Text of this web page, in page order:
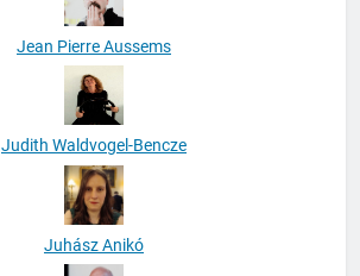
Jean Pierre Aussems
Judith Waldvogel-Bencze
Juhász Anikó